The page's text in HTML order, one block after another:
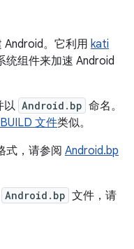
Android。它利用 kati
统组件来加速 Android
以 Android.bp 命名。
文件类似。
式，请参阅 Android.bp
Android.bp 文件，请